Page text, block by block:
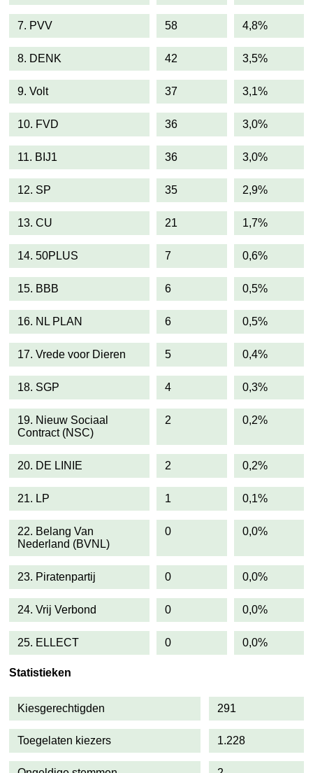
7. PVV 58 4,8%
8. DENK 42 3,5%
9. Volt 37 3,1%
10. FVD 36 3,0%
11. BIJ1 36 3,0%
12. SP 35 2,9%
13. CU 21 1,7%
14. 50PLUS 7 0,6%
15. BBB 6 0,5%
16. NL PLAN 6 0,5%
17. Vrede voor Dieren 5 0,4%
18. SGP 4 0,3%
19. Nieuw Sociaal
Contract (NSC)
2 0,2%
20. DE LINIE 2 0,2%
21. LP 1 0,1%
22. Belang Van
Nederland (BVNL)
0 0,0%
23. Piratenpartij 0 0,0%
24. Vrij Verbond 0 0,0%
25. ELLECT 0 0,0%
Statistieken
Kiesgerechtigden 291
Toegelaten kiezers 1.228